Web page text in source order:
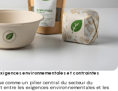
environnementales et contraintes
comme un pilier central du secteur du
les exigences environnementales et les